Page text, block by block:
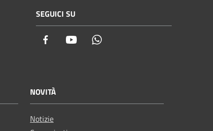
SEGUICI SU
Facebook Youtube
NOVITÀ
Notizie